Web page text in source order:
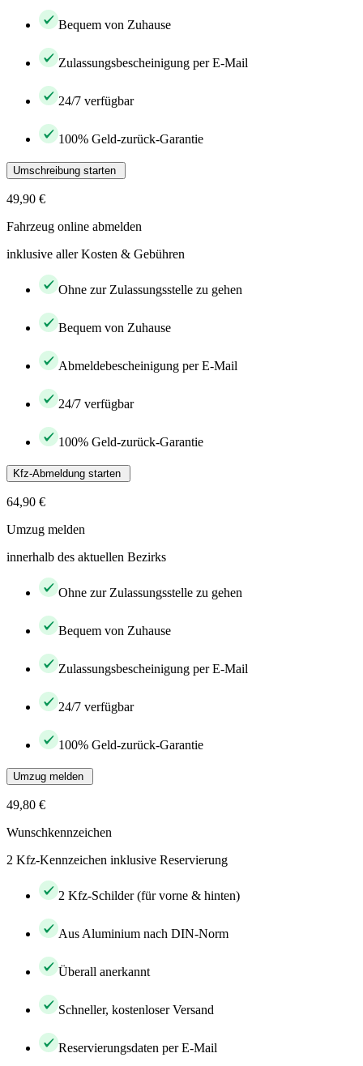
Bequem von Zuhause
Zulassungsbescheinigung per E-Mail
24/7 verfügbar
100% Geld-zurück-Garantie
Umschreibung starten
49,90 €
Fahrzeug online abmelden
inklusive aller Kosten & Gebühren
Ohne zur Zulassungsstelle zu gehen
Bequem von Zuhause
Abmeldebescheinigung per E-Mail
24/7 verfügbar
100% Geld-zurück-Garantie
Kfz-Abmeldung starten
64,90 €
Umzug melden
innerhalb des aktuellen Bezirks
Ohne zur Zulassungsstelle zu gehen
Bequem von Zuhause
Zulassungsbescheinigung per E-Mail
24/7 verfügbar
100% Geld-zurück-Garantie
Umzug melden
49,80 €
Wunschkennzeichen
2 Kfz-Kennzeichen inklusive Reservierung
2 Kfz-Schilder (für vorne & hinten)
Aus Aluminium nach DIN-Norm
Überall anerkannt
Schneller, kostenloser Versand
Reservierungsdaten per E-Mail